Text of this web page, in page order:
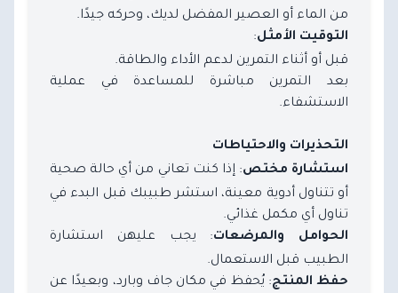
من الماء أو العصير المفضل لديك، وحركه جيدًا.
التوقيت الأمثل:
قبل أو أثناء التمرين لدعم الأداء والطاقة.
بعد التمرين مباشرة للمساعدة في عملية
الاستشفاء.
التحذيرات والاحتياطات
استشارة مختص: إذا كنت تعاني من أي حالة صحية
أو تتناول أدوية معينة، استشر طبيبك قبل البدء في
تناول أي مكمل غذائي.
الحوامل والمرضعات: يجب عليهن استشارة
الطبيب قبل الاستعمال.
حفظ المنتج: يُحفظ في مكان جاف وبارد، وبعيدًا عن